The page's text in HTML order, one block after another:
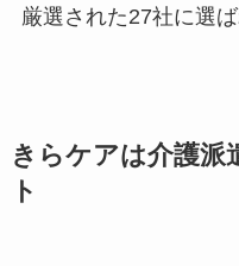
厳選された27社に選ば
きらケアは介護派
ト